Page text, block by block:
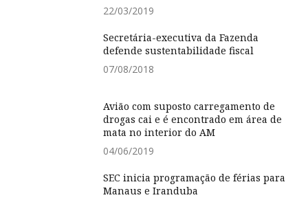
22/03/2019
Secretária-executiva da Fazenda
defende sustentabilidade fiscal
07/08/2018
Avião com suposto carregamento de
drogas cai e é encontrado em área de
mata no interior do AM
04/06/2019
SEC inicia programação de férias para
Manaus e Iranduba